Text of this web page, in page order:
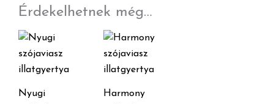
Érdekelhetnek még…
Nyugi
Harmony